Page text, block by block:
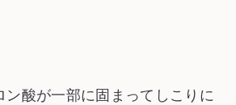
ン酸が一部に固まってしこりに